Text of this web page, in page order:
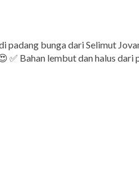
bunga dari Selimut
✅ Bahan lembut dan halus